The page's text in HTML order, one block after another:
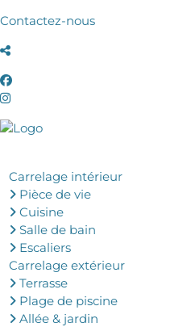
Contactez-nous
Carrelage intérieur
Pièce de vie
Cuisine
Salle de bain
Escaliers
Carrelage extérieur
Terrasse
Plage de piscine
Allée & jardin